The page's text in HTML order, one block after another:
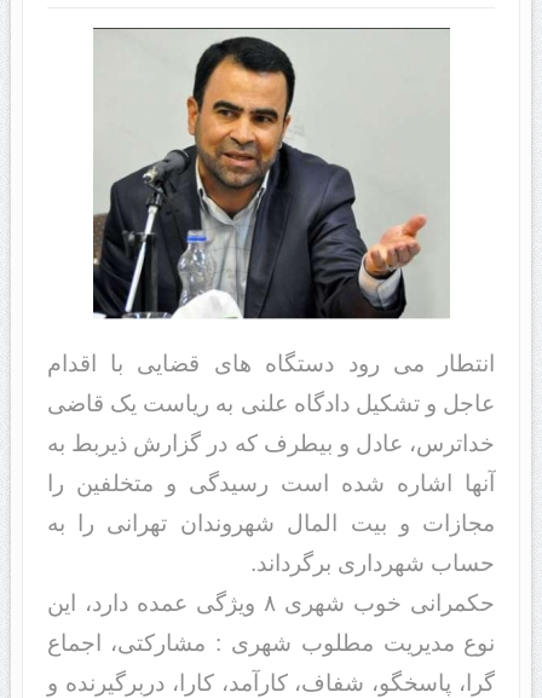
انتطار می رود دستگاه های قضایی با اقدام
عاجل و تشکیل دادگاه علنی به ریاست یک قاضی
خداترس، عادل و بیطرف که در گزارش ذیربط به
آنها اشاره شده است رسیدگی و متخلفین را
مجازات و بیت المال شهروندان تهرانی را به
حساب شهرداری برگرداند.
حکمرانی خوب شهری ۸ ویژگی عمده دارد، این
نوع مدیریت مطلوب شهری : مشارکتی، اجماع
گرا، پاسخگو، شفاف، کارآمد، کارا، دربرگیرنده و